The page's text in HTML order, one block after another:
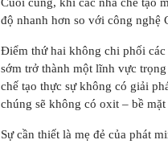
độ nhanh hơn so với công nghệ
Điểm thứ hai không chi phối các
sớm trở thành một lĩnh vực
chế tạo thực sự không có giải
chúng sẽ không có oxit – bề
Sự cần thiết là mẹ đẻ của phát